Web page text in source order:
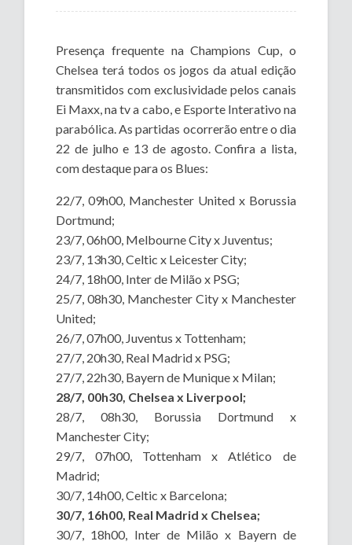
Presença frequente na Champions Cup, o
Chelsea terá todos os jogos da atual edição
transmitidos com exclusividade pelos canais
Ei Maxx, na tv a cabo, e Esporte Interativo na
parabólica. As partidas ocorrerão entre o dia
22 de julho e 13 de agosto. Confira a lista,
com destaque para os Blues:
22/7, 09h00, Manchester United x Borussia
Dortmund;
23/7, 06h00, Melbourne City x Juventus;
23/7, 13h30, Celtic x Leicester City;
24/7, 18h00, Inter de Milão x PSG;
25/7, 08h30, Manchester City x Manchester
United;
26/7, 07h00, Juventus x Tottenham;
27/7, 20h30, Real Madrid x PSG;
27/7, 22h30, Bayern de Munique x Milan;
28/7, 00h30, Chelsea x Liverpool;
28/7, 08h30, Borussia Dortmund x
Manchester City;
29/7, 07h00, Tottenham x Atlético de
Madrid;
30/7, 14h00, Celtic x Barcelona;
30/7, 16h00, Real Madrid x Chelsea;
30/7, 18h00, Inter de Milão x Bayern de